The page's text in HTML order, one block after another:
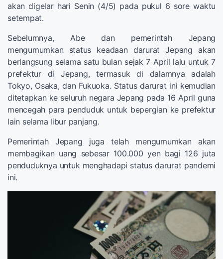
akan digelar hari Senin (4/5) pada pukul 6 sore waktu
setempat.
Sebelumnya, Abe dan pemerintah Jepang
mengumumkan status keadaan darurat Jepang akan
berlangsung selama satu bulan sejak 7 April lalu untuk 7
prefektur di Jepang, termasuk di dalamnya adalah
Tokyo, Osaka, dan Fukuoka. Status darurat ini kemudian
ditetapkan ke seluruh negara Jepang pada 16 April guna
mencegah para penduduk untuk bepergian ke prefektur
lain selama libur panjang.
Pemerintah Jepang juga telah mengumumkan akan
membagikan uang sebesar 100.000 yen bagi 126 juta
penduduknya untuk menghadapi status darurat pandemi
ini.